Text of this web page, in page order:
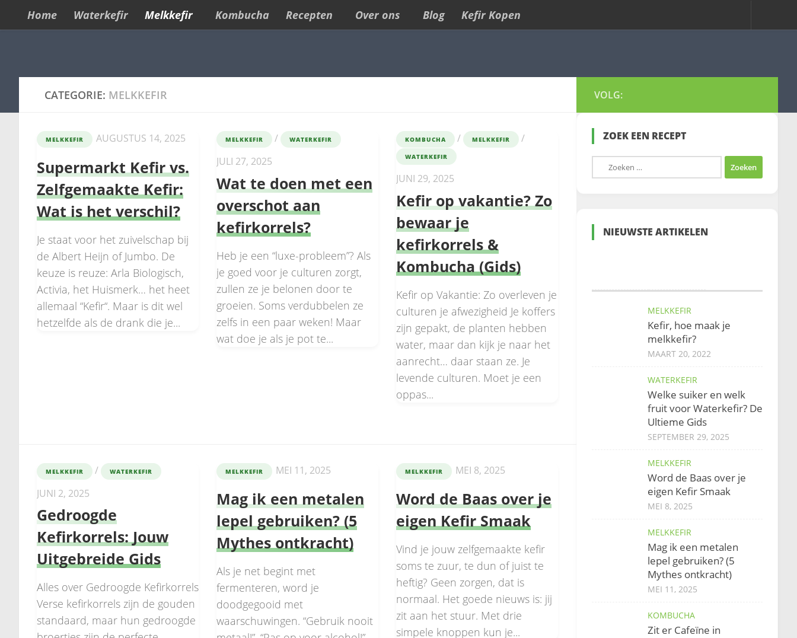
Skip to content
Home Waterkefir Melkkefir Kombucha Recepten Over ons Blog Kefir Kopen
CATEGORIE: MELKKEFIR
MELKKEFIR AUGUSTUS 14, 2025
Supermarkt Kefir vs.
Zelfgemaakte Kefir:
Wat is het verschil?
Je staat voor het zuivelschap bij
de Albert Heijn of Jumbo. De
keuze is reuze: Arla Biologisch,
Activia, het Huismerk… het heet
allemaal “Kefir“. Maar is dit wel
hetzelfde als de drank die je...
MELKKEFIR / WATERKEFIR
JULI 27, 2025
Wat te doen met een
overschot aan
kefirkorrels?
Heb je een “luxe-probleem”? Als
je goed voor je culturen zorgt,
zullen ze je belonen door te
groeien. Soms verdubbelen ze
zelfs in een paar weken! Maar
wat doe je als je pot te...
KOMBUCHA / MELKKEFIR /
WATERKEFIR
JUNI 29, 2025
Kefir op vakantie? Zo
bewaar je
kefirkorrels &
Kombucha (Gids)
Kefir op Vakantie: Zo overleven je
culturen je afwezigheid Je koffers
zijn gepakt, de planten hebben
water, maar dan kijk je naar het
aanrecht… daar staan ze. Je
levende culturen. Moet je een
oppas...
MELKKEFIR / WATERKEFIR
JUNI 2, 2025
Gedroogde
Kefirkorrels: Jouw
Uitgebreide Gids
Alles over Gedroogde Kefirkorrels
Verse kefirkorrels zijn de gouden
standaard, maar hun gedroogde
MELKKEFIR MEI 11, 2025
Mag ik een metalen
lepel gebruiken? (5
Mythes ontkracht)
Als je net begint met
fermenteren, word je
doodgegooid met
waarschuwingen. “Gebruik nooit
MELKKEFIR MEI 8, 2025
Word de Baas over je
eigen Kefir Smaak
Vind je jouw zelfgemaakte kefir
soms te zuur, te dun of juist te
heftig? Geen zorgen, dat is
normaal. Het goede nieuws is: jij
zit aan het stuur. Met drie
simpele knoppen kun je...
VOLG:
ZOEK EEN RECEPT
Zoeken
naar:
NIEUWSTE ARTIKELEN
MELKKEFIR
Kefir, hoe maak je
melkkefir?
MAART 20, 2022
WATERKEFIR
Welke suiker en welk
fruit voor Waterkefir? De
Ultieme Gids
SEPTEMBER 29, 2025
MELKKEFIR
Word de Baas over je
eigen Kefir Smaak
MEI 8, 2025
MELKKEFIR
Mag ik een metalen
lepel gebruiken? (5
Mythes ontkracht)
MEI 11, 2025
KOMBUCHA
Zit er Cafeïne in